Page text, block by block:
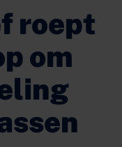
roept
om